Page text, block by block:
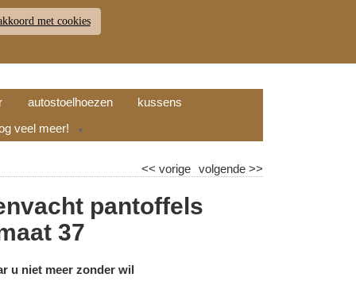
RETOUR WINKELWAGEN (
autostoelhoezen
kussens
veel meer!
▼
volgende>>
<< vorige
pantoffels
37
u niet meer zonder wil
met cookies